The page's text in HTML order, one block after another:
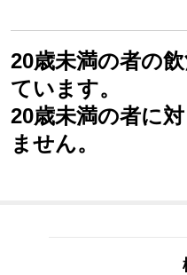
20歳未満の者の
ています。
20歳未満の者に
ません。